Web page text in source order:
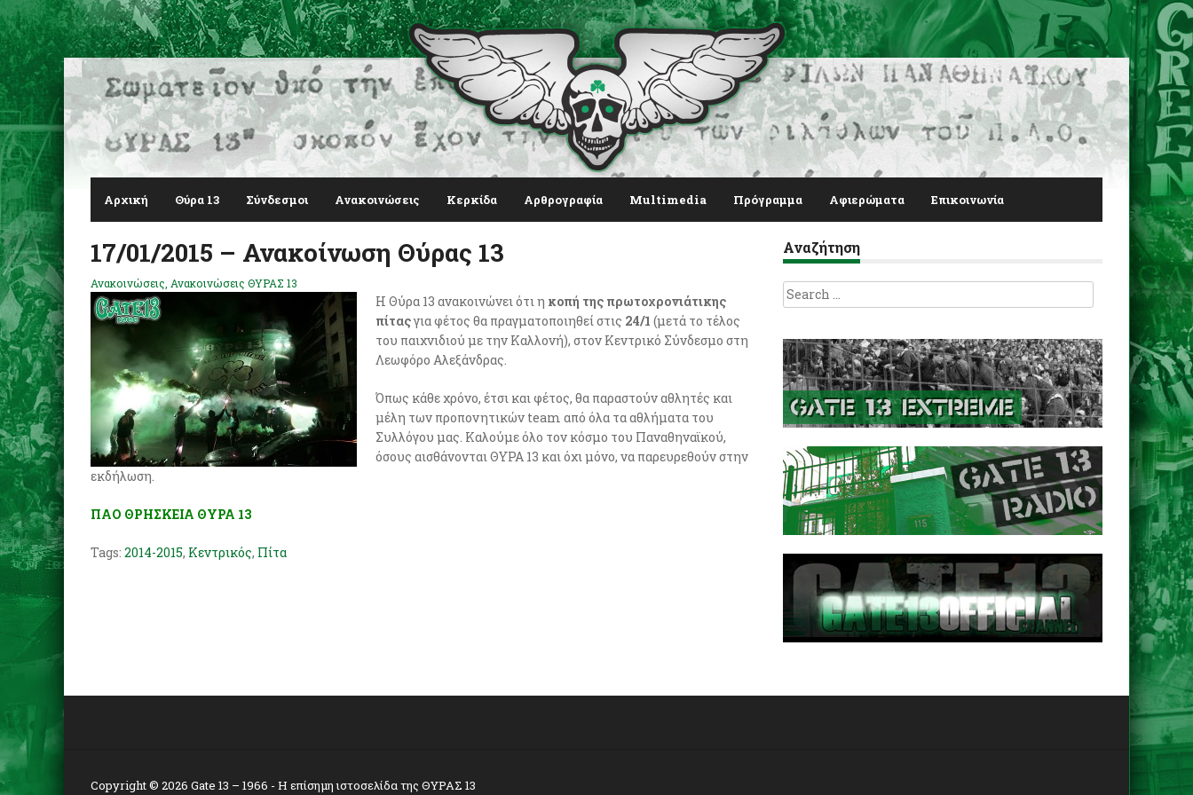
Αρχική Θύρα 13 Σύνδεσμοι Ανακοινώσεις Κερκίδα Αρθρογραφία Multimedia Πρόγραμμα Αφιερώματα Επικοινωνία
17/01/2015 – Ανακοίνωση Θύρας 13
Ανακοινώσεις Ανακοινώσεις ΘΥΡΑΣ 13
Η Θύρα 13 ανακοινώνει ότι η κοπή της πρωτοχρονιάτικης
πίταςγια φέτος θα πραγματοποιηθεί στις 24/1 (μετά το τέλος
του παιχνιδιού με την Καλλονή), στον Κεντρικό Σύνδεσμο στη
Λεωφόρο Αλεξάνδρας.
Όπως κάθε χρόνο, έτσι και φέτος, θα παραστούν αθλητές και
μέλη των προπονητικών team από όλα τα αθλήματα του
Συλλόγου μας. Καλούμε όλο τον κόσμο του Παναθηναϊκού,
όσους αισθάνονται ΘΥΡΑ 13 και όχι μόνο, να παρευρεθούν στην
εκδήλωση.
ΠΑΟ ΘΡΗΣΚΕΙΑ ΘΥΡΑ 13
Tags: 2014-2015, Κεντρικός, Πίτα
Αναζήτηση
Search
for:
Copyright © 2026 Gate 13 – 1966 - Η επίσημη ιστοσελίδα της ΘΥΡΑΣ 13